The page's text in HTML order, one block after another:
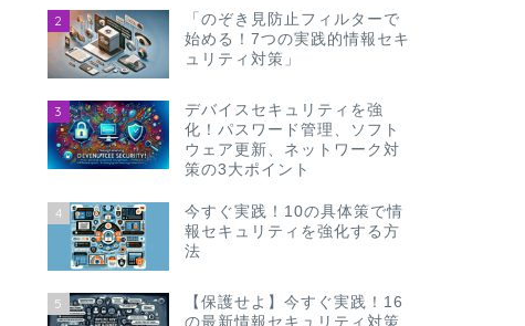
2
「のぞき見防止フィルターで
始める！7つの実践的情報セキ
ュリティ対策」
3
デバイスセキュリティを強
化！パスワード管理、ソフト
ウェア更新、ネットワーク対
策の3大ポイント
4
今すぐ実践！10の具体策で情
報セキュリティを強化する方
法
5
【保護せよ】今すぐ実践！16
の最新情報セキュリティ対策